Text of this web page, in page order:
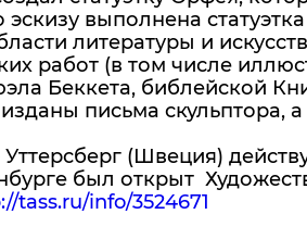
выполнена
литературы и
работ (в том числе
Беккета, библейской
письма скульптора,
(Швеция)
был открыт
tass.ru/info/3524671